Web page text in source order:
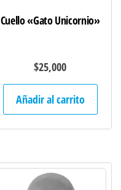
Cuello «Gato Unicornio»
$25,000
Añadir al carrito